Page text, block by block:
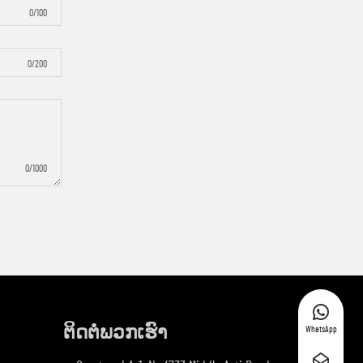
0/100
0/200
0/1000
ຕິດຕໍ່ພວກເຮົາ WhatsApp